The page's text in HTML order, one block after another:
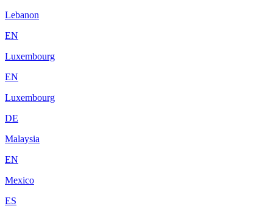
Lebanon
EN
Luxembourg
EN
Luxembourg
DE
Malaysia
EN
Mexico
ES